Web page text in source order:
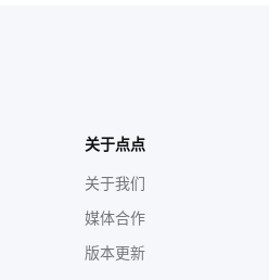
关于点点
关于我们
媒体合作
版本更新